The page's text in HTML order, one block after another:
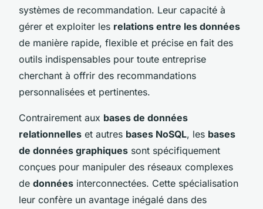
systèmes de recommandation. Leur capacité à
gérer et exploiter les relations entre les données
de manière rapide, flexible et précise en fait des
outils indispensables pour toute entreprise
cherchant à offrir des recommandations
personnalisées et pertinentes.
Contrairement aux bases de données
relationnelles et autres bases NoSQL, les bases
de données graphiques sont spécifiquement
conçues pour manipuler des réseaux complexes
de données interconnectées. Cette spécialisation
leur confère un avantage inégalé dans des